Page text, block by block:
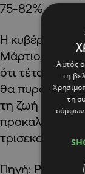
75-82%.
Η κυβέρνηση
Μάρτιο, νέα
ότι τέτοιος
θα
τη ζωή σε ως
προκαλέσουν
Πηγή:
Αυτός
τη
τη